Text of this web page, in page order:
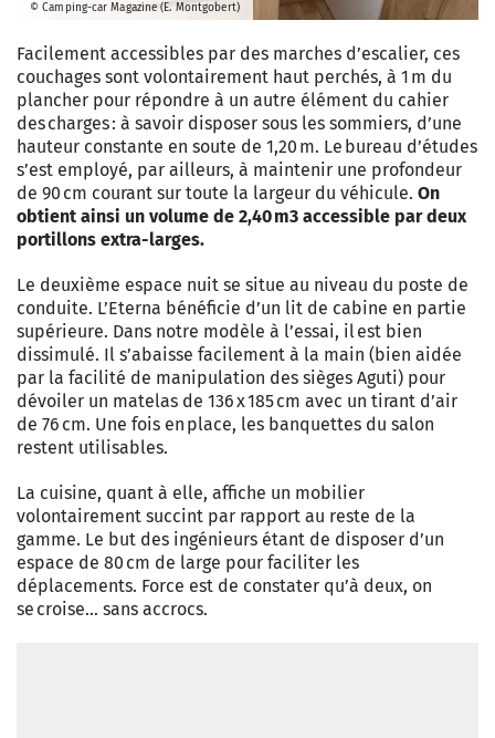
© Camping-car Magazine (E. Montgobert)
Facilement accessibles par des marches d’escalier, ces
couchages sont volontairement haut perchés, à 1 m du
plancher pour répondre à un autre élément du cahier
des charges : à savoir disposer sous les sommiers, d’une
hauteur constante en soute de 1,20 m. Le bureau d’études
s’est employé, par ailleurs, à maintenir une profondeur
de 90 cm courant sur toute la largeur du véhicule. On
obtient ainsi un volume de 2,40 m3 accessible par deux
portillons extra-larges.
Le deuxième espace nuit se situe au niveau du poste de
conduite. L’Eterna bénéficie d’un lit de cabine en partie
supérieure. Dans notre modèle à l’essai, il est bien
dissimulé. Il s’abaisse facilement à la main (bien aidée
par la facilité de manipulation des sièges Aguti) pour
dévoiler un matelas de 136 x 185 cm avec un tirant d’air
de 76 cm. Une fois en place, les banquettes du salon
restent utilisables.
La cuisine, quant à elle, affiche un mobilier
volontairement succint par rapport au reste de la
gamme. Le but des ingénieurs étant de disposer d’un
espace de 80 cm de large pour faciliter les
déplacements. Force est de constater qu’à deux, on
se croise… sans accrocs.